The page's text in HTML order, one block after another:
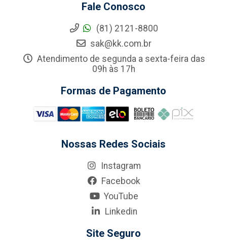
Fale Conosco
(81) 2121-8800
sak@kk.com.br
Atendimento de segunda a sexta-feira das
09h às 17h
Formas de Pagamento
Nossas Redes Sociais
Instagram
Facebook
YouTube
Linkedin
Site Seguro